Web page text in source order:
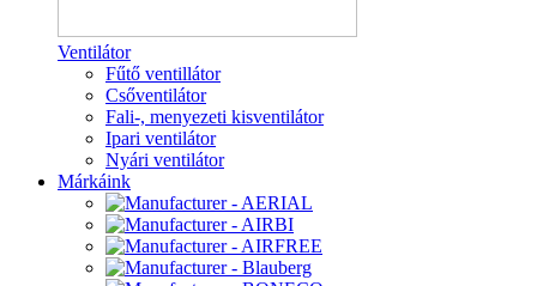
Ventilátor
Fűtő ventillátor
Csőventilátor
Fali-, menyezeti kisventilátor
Ipari ventilátor
Nyári ventilátor
Márkáink